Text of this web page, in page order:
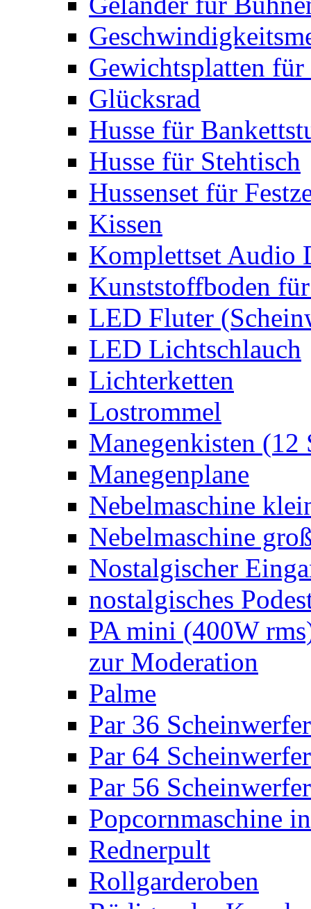
Gewichtsplatten für
Glücksrad
Husse für
Husse für Stehtisch
Hussenset für
Kissen
Komplettset Audio
Kunststoffboden
LED Fluter
LED Lichtschlauch
Lichterketten
Lostrommel
Manegenkisten (12
Manegenplane
Nebelmaschine
Nebelmaschine
Nostalgischer
nostalgisches
PA mini (400W
zur Moderation
Palme
Par 36 Scheinwerfer
Par 64 Scheinwerfer
Par 56 Scheinwerfer
Popcornmaschine
Rednerpult
Rollgarderoben